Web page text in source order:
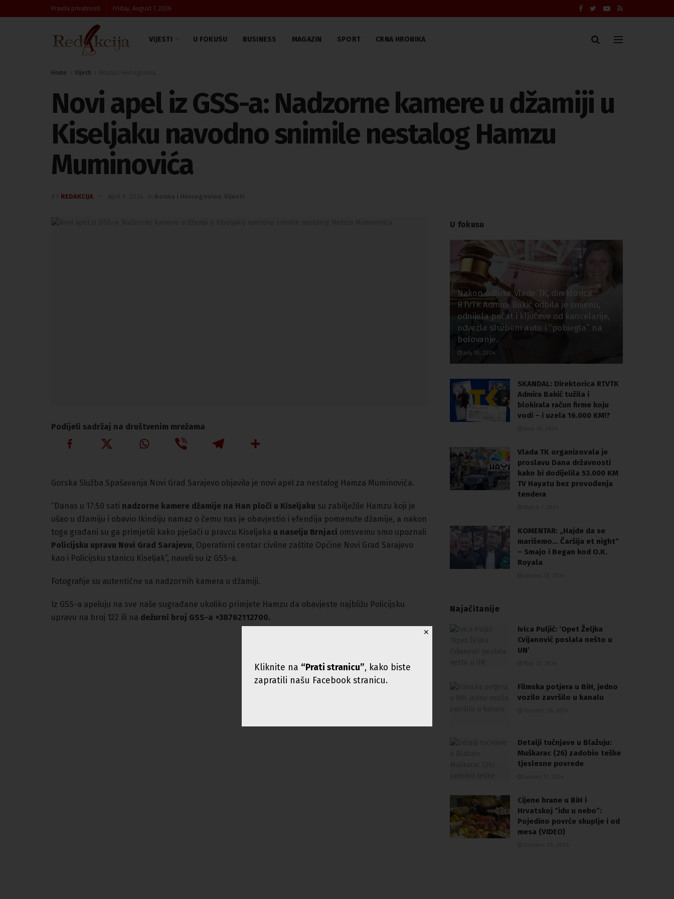
Pravila privatnosti Friday, August 7, 2026
VIJESTI U FOKUSU BUSINESS MAGAZIN SPORT CRNA HRONIKA
Home Vijesti
Novi apel iz GSS-a: Nadzorne kamere u džamiji u
Kiseljaku navodno snimile nestalog Hamzu
Muminovića
REDAKCIJA
Podijeli sadržaj na društvenim mrežama
Gorska Služba Spašavanja Novi Grad Sarajevo objavila je novi apel za nestalog Hamza Muminovića.
“Danas u 17:50 sati nadzorne kamere džamije na Han ploči u Kiseljaku su zabilježile Hamzu koji je
ušao u džamiju i obavio Ikindiju namaz o čemu nas je obavjestio i efendija pomenute džamije, a nakon
toga građani su ga primjetili kako pješači u pravcu Kiseljaka u naselju Brnjaci omsvemu smo upoznali
Policijsku upravu Novi Grad Sarajevo, Operativni centar civilne zaštite Općine Novi Grad Sarajevo
kao i Policijsku stanicu Kiseljak”, naveli su iz GSS-a.
Fotografije su autentične sa nadzornih kamera u džamiji.
Iz GSS-a apeluju na sve naše sugrađane ukoliko primjete Hamzu da obavjeste najbližu Policijsku
upravu na broj 122 ili na dežurni broj GSS-a +38762112700.
U fokusu
Nakon odluke Vlade TK, direktorica
RTVTK Admira Bakić odbila je smjenu,
odnijela pečat i ključeve od kancelarije,
odvezla službeni auto i “pobjegla” na
bolovanje.
July 10, 2024
SKANDAL: Direktorica RTVTK
Admira Bakić tužila i
blokirala račun firme koju
vodi – i uzela 16.000 KM!?
Vlada TK organizovala je
proslavu Dana državnosti
kako bi dodijelila 53.000 KM
TV Hayatu bez provođenja
tendera
KOMENTAR: „Hajde da se
marišemo… Čaršija et night“
– Smajo i Began kod O.K.
Royala
Najačitanije
Ivica Puljić: ‘Opet Željka
Cvijanović poslala nešto u
UN’
Filmska potjera u BiH, jedno
vozilo završilo u kanalu
Detalji tučnjave u Blažuju:
Muškarac (26) zadobio teške
tjeslesne povrede
Cijene hrane u BiH i
Hrvatskoj “idu u nebo”:
Pojedino povrće skuplje i od
mesa (VIDEO)
✕
Kliknite na “Prati stranicu”, kako biste
zapratili našu Facebook stranicu.